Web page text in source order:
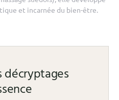
et incarnée du bien-être.
décryptages